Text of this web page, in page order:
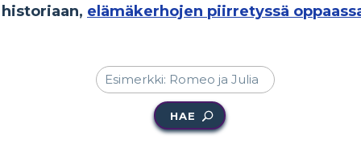
historiaan, elämäkerhojen piirretyssä
HAE